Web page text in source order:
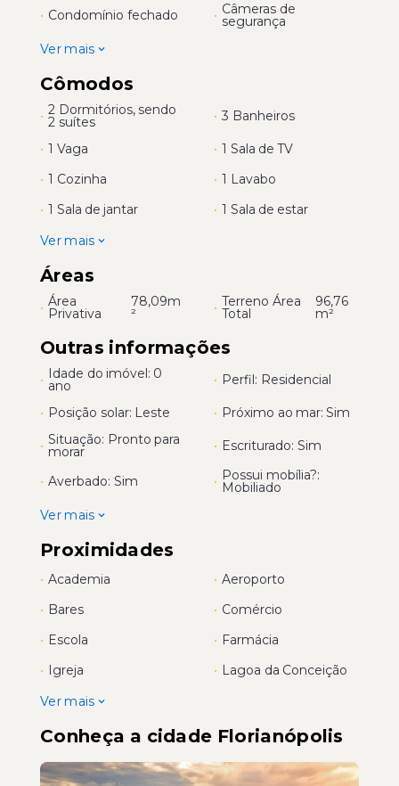
• Condomínio fechado • Câmeras de
segurança
Ver mais
Cômodos
• 2 Dormitórios, sendo
2 suítes • 3 Banheiros
• 1 Vaga • 1 Sala de TV
• 1 Cozinha • 1 Lavabo
• 1 Sala de jantar • 1 Sala de estar
Ver mais
Áreas
• Área
Privativa
78,09m
² • Terreno Área
Total
96,76
m²
Outras informações
• Idade do imóvel: 0
ano • Perfil: Residencial
• Posição solar: Leste • Próximo ao mar: Sim
• Situação: Pronto para
morar • Escriturado: Sim
• Averbado: Sim • Possui mobília?:
Mobiliado
Ver mais
Proximidades
• Academia • Aeroporto
• Bares • Comércio
• Escola • Farmácia
• Igreja • Lagoa da Conceição
Ver mais
Conheça a cidade Florianópolis